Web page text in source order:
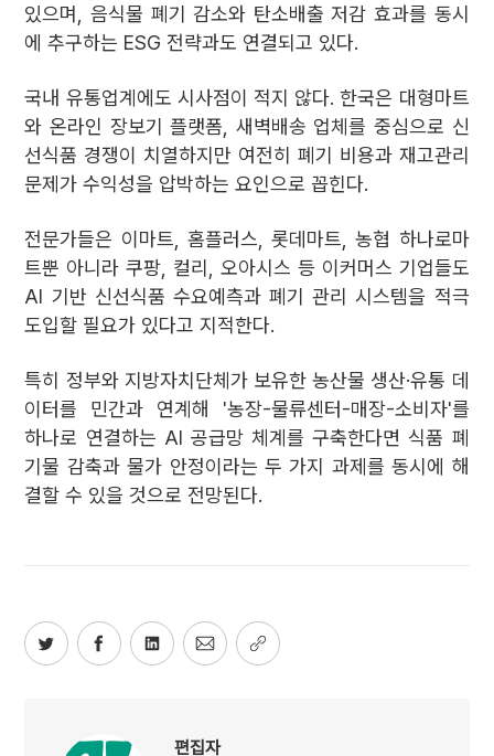
있으며, 음식물 폐기 감소와 탄소배출 저감 효과를 동시
에 추구하는 ESG 전략과도 연결되고 있다.
국내 유통업계에도 시사점이 적지 않다. 한국은 대형마트
와 온라인 장보기 플랫폼, 새벽배송 업체를 중심으로 신
선식품 경쟁이 치열하지만 여전히 폐기 비용과 재고관리
문제가 수익성을 압박하는 요인으로 꼽힌다.
전문가들은 이마트, 홈플러스, 롯데마트, 농협 하나로마
트뿐 아니라 쿠팡, 컬리, 오아시스 등 이커머스 기업들도
AI 기반 신선식품 수요예측과 폐기 관리 시스템을 적극
도입할 필요가 있다고 지적한다.
특히 정부와 지방자치단체가 보유한 농산물 생산·유통 데
이터를 민간과 연계해 '농장-물류센터-매장-소비자'를
하나로 연결하는 AI 공급망 체계를 구축한다면 식품 폐
기물 감축과 물가 안정이라는 두 가지 과제를 동시에 해
결할 수 있을 것으로 전망된다.
편집자